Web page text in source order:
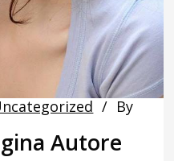
By
Autore